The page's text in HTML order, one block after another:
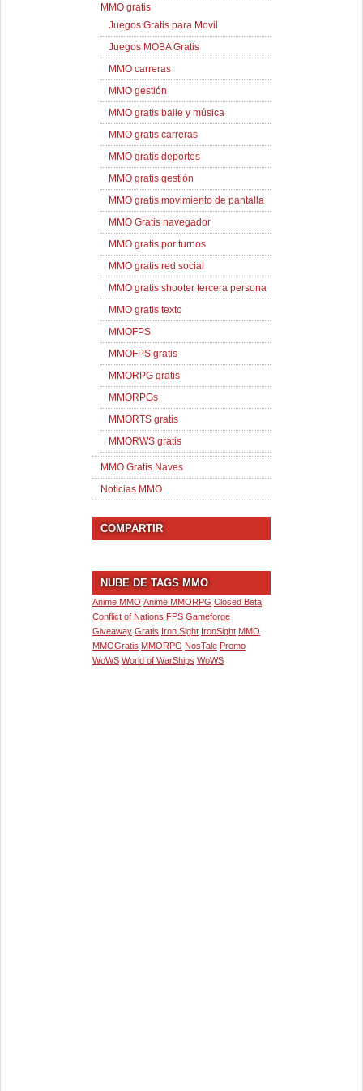
MMO gratis
Juegos Gratis para Movil
Juegos MOBA Gratis
MMO carreras
MMO gestión
MMO gratis baile y música
MMO gratis carreras
MMO gratis deportes
MMO gratis gestión
MMO gratis movimiento de pantalla
MMO Gratis navegador
MMO gratis por turnos
MMO gratis red social
MMO gratis shooter tercera persona
MMO gratis texto
MMOFPS
MMOFPS gratis
MMORPG gratis
MMORPGs
MMORTS gratis
MMORWS gratis
MMO Gratis Naves
Noticias MMO
COMPARTIR
NUBE DE TAGS MMO
Anime MMO Anime MMORPG Closed Beta
Conflict of Nations FPS Gameforge
Giveaway Gratis Iron Sight IronSight MMO
MMOGratis MMORPG NosTale Promo
WoWS World of WarShips WoWS